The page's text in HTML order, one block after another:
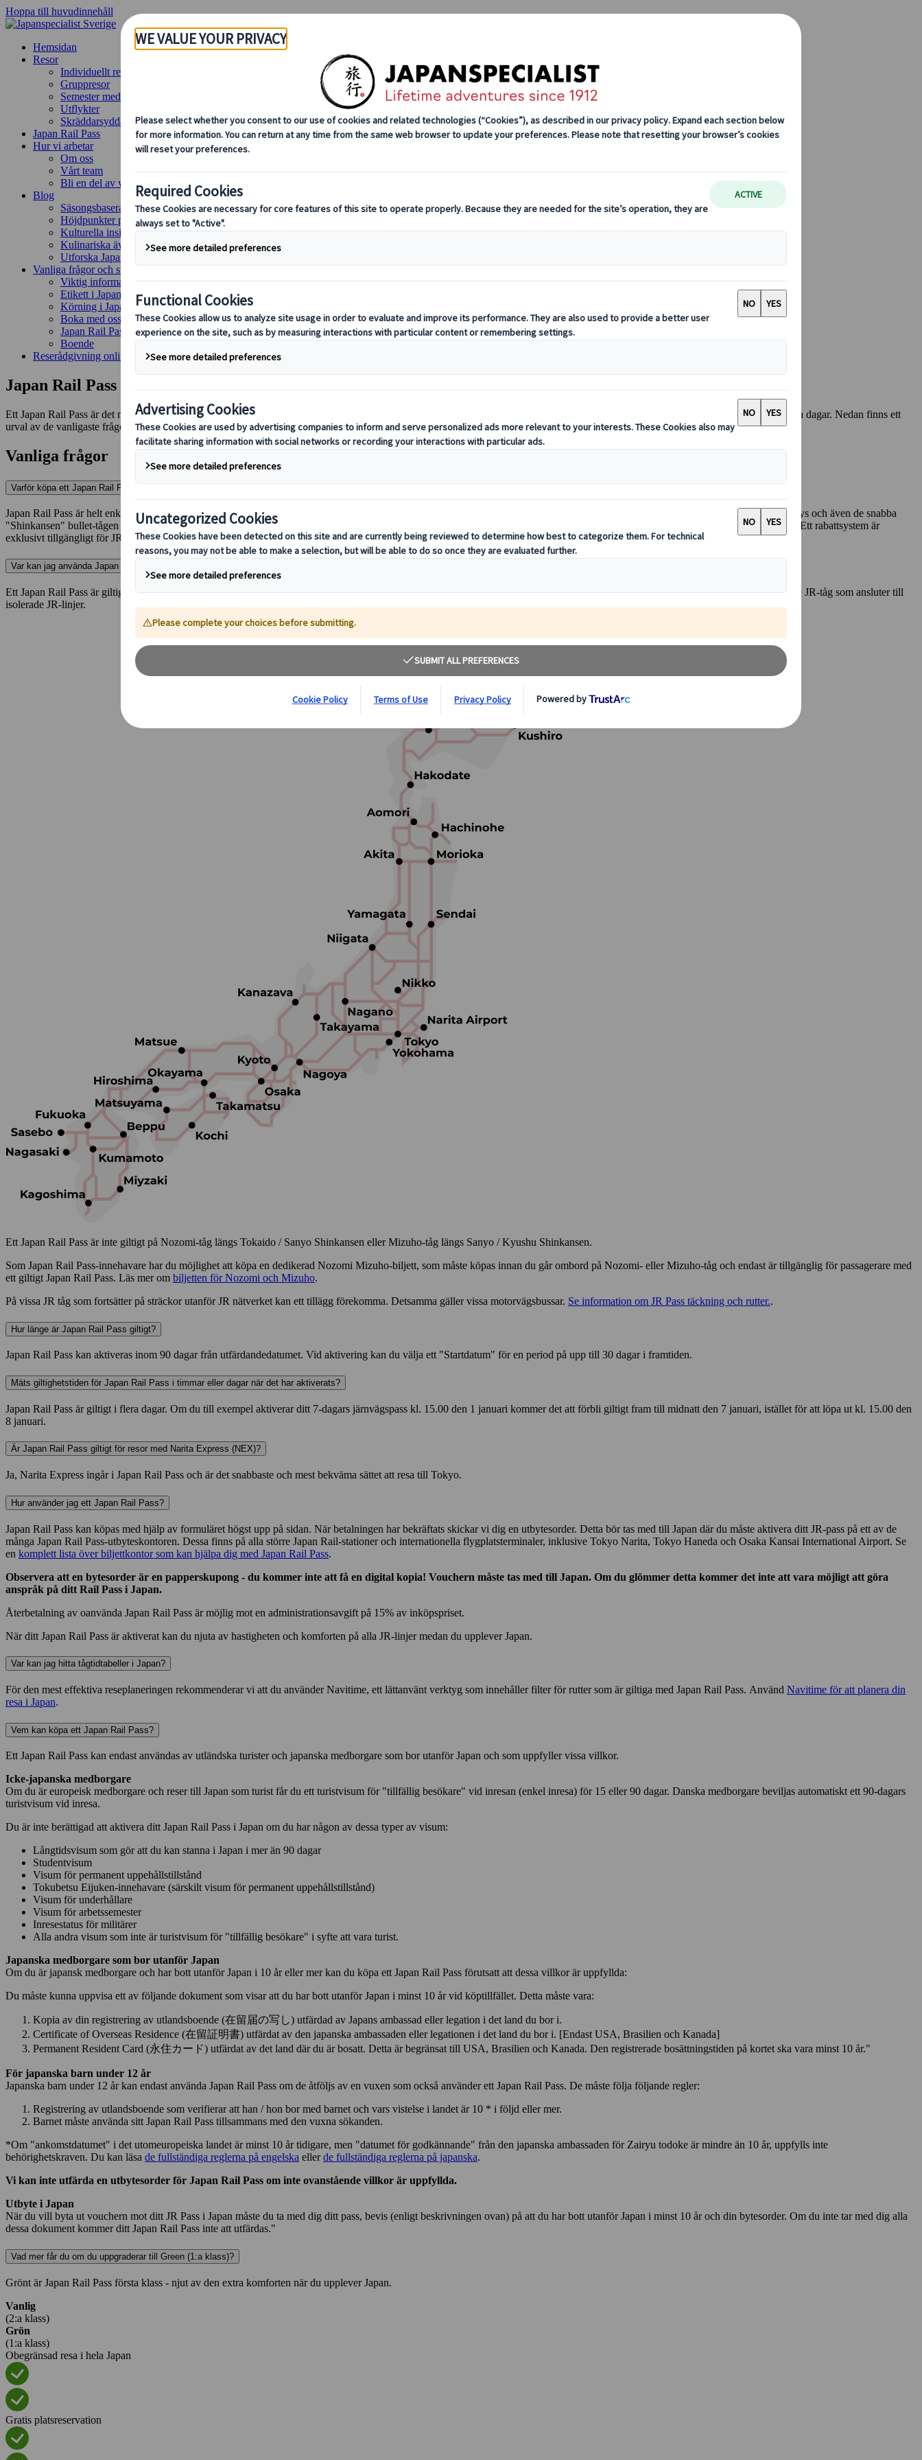
Hoppa till huvudinnehåll
Hemsidan
Resor
Individuellt resande
Gruppresor
Semester med självkörning
Utflykter
Skräddarsydda gruppresor
Japan Rail Pass
Hur vi arbetar
Om oss
Vårt team
Bli en del av vårt team
Blog
Säsongsbaserade resetips
Höjdpunkter på resmålet
Kulturella insikter
Kulinariska äventyr
Utforska Japan med tåg
Vanliga frågor och svar
Viktig information
Etikett i Japan
Körning i Japan
Boka med oss
Japan Rail Pass
Boende
Reserådgivning online
Japan Rail Pass
Ett Japan Rail Pass är det mest bekväma sättet att resa runt i Japan. Som officiell återförsäljare kan du köpa ditt Japan Rail Pass online hos oss och få det levererat hem till dig inom några dagar. Nedan finns ett
urval av de vanligaste frågorna när det gäller Japan Rail Pass.
Vanliga frågor
Varför köpa ett Japan Rail Pass?
Japan Rail Pass är helt enkelt det mest bekväma sättet att resa runt i Japan. Passet täcker alla regioner i Japan och ger obegränsad tillgång till alla de stora nationella tågen i Japan Railways och även de snabba
"Shinkansen" bullet-tågen som förbinder de flesta av de större städerna som Tokyo och Kyoto. JR Pass tar dig till landets största och bästa attraktioner, så att du fritt kan utforska Japan. Ett rabattsystem är
exklusivt tillgängligt för JR Pass-innehavare när de använder turistfaciliteter i Japan. Besök denofficiella JR Pass-webbplatsenför mer information.
Var kan jag använda Japan Rail Pass?
Ett Japan Rail Pass är giltigt för alla JR-linjer. Detta inkluderar JR-tåg (se karta nedan), Tokyo Monorail från / till Haneda Airport, JR Ferry till Miyajima, lokala JR-bussar och vissa icke JR-tåg som ansluter till
isolerade JR-linjer.
Ett Japan Rail Pass är inte giltigt på Nozomi-tåg längs Tokaido / Sanyo Shinkansen eller Mizuho-tåg längs Sanyo / Kyushu Shinkansen.
Som Japan Rail Pass-innehavare har du möjlighet att köpa en dedikerad Nozomi Mizuho-biljett, som måste köpas innan du går ombord på Nozomi- eller Mizuho-tåg och endast är tillgänglig för passagerare med
ett giltigt Japan Rail Pass. Läs mer om biljetten för Nozomi och Mizuho.
På vissa JR tåg som fortsätter på sträckor utanför JR nätverket kan ett tillägg förekomma. Detsamma gäller vissa motorvägsbussar. Se information om JR Pass täckning och rutter..
Hur länge är Japan Rail Pass giltigt?
Japan Rail Pass kan aktiveras inom 90 dagar från utfärdandedatumet. Vid aktivering kan du välja ett "Startdatum" för en period på upp till 30 dagar i framtiden.
Mäts giltighetstiden för Japan Rail Pass i timmar eller dagar när det har aktiverats?
Japan Rail Pass är giltigt i flera dagar. Om du till exempel aktiverar ditt 7-dagars järnvägspass kl. 15.00 den 1 januari kommer det att förbli giltigt fram till midnatt den 7 januari, istället för att löpa ut kl. 15.00 den
8 januari.
Är Japan Rail Pass giltigt för resor med Narita Express (NEX)?
Ja, Narita Express ingår i Japan Rail Pass och är det snabbaste och mest bekväma sättet att resa till Tokyo.
Hur använder jag ett Japan Rail Pass?
Japan Rail Pass kan köpas med hjälp av formuläret högst upp på sidan. När betalningen har bekräftats skickar vi dig en utbytesorder. Detta bör tas med till Japan där du måste aktivera ditt JR-pass på ett av de
många Japan Rail Pass-utbyteskontoren. Dessa finns på alla större Japan Rail-stationer och internationella flygplatsterminaler, inklusive Tokyo Narita, Tokyo Haneda och Osaka Kansai International Airport. Se
en komplett lista över biljettkontor som kan hjälpa dig med Japan Rail Pass.
Observera att en bytesorder är en papperskupong - du kommer inte att få en digital kopia! Vouchern måste tas med till Japan. Om du glömmer detta kommer det inte att vara möjligt att göra
anspråk på ditt Rail Pass i Japan.
Återbetalning av oanvända Japan Rail Pass är möjlig mot en administrationsavgift på 15% av inköpspriset.
När ditt Japan Rail Pass är aktiverat kan du njuta av hastigheten och komforten på alla JR-linjer medan du upplever Japan.
Var kan jag hitta tågtidtabeller i Japan?
För den mest effektiva reseplaneringen rekommenderar vi att du använder Navitime, ett lättanvänt verktyg som innehåller filter för rutter som är giltiga med Japan Rail Pass. Använd Navitime för att planera din
resa i Japan.
Vem kan köpa ett Japan Rail Pass?
Ett Japan Rail Pass kan endast användas av utländska turister och japanska medborgare som bor utanför Japan och som uppfyller vissa villkor.
Icke-japanska medborgare
Om du är europeisk medborgare och reser till Japan som turist får du ett turistvisum för "tillfällig besökare" vid inresan (enkel inresa) för 15 eller 90 dagar. Danska medborgare beviljas automatiskt ett 90-dagars
turistvisum vid inresa.
Du är inte berättigad att aktivera ditt Japan Rail Pass i Japan om du har någon av dessa typer av visum:
Långtidsvisum som gör att du kan stanna i Japan i mer än 90 dagar
Studentvisum
Visum för permanent uppehållstillstånd
Tokubetsu Eijuken-innehavare (särskilt visum för permanent uppehållstillstånd)
Visum för underhållare
Visum för arbetssemester
Inresestatus för militärer
Alla andra visum som inte är turistvisum för "tillfällig besökare" i syfte att vara turist.
Japanska medborgare som bor utanför Japan
Om du är japansk medborgare och har bott utanför Japan i 10 år eller mer kan du köpa ett Japan Rail Pass förutsatt att dessa villkor är uppfyllda:
Du måste kunna uppvisa ett av följande dokument som visar att du har bott utanför Japan i minst 10 år vid köptillfället. Detta måste vara:
Kopia av din registrering av utlandsboende (在留届の写し) utfärdad av Japans ambassad eller legation i det land du bor i.
Certificate of Overseas Residence (在留証明書) utfärdat av den japanska ambassaden eller legationen i det land du bor i. [Endast USA, Brasilien och Kanada]
Permanent Resident Card (永住カード) utfärdat av det land där du är bosatt. Detta är begränsat till USA, Brasilien och Kanada. Den registrerade bosättningstiden på kortet ska vara minst 10 år."
För japanska barn under 12 år
Japanska barn under 12 år kan endast använda Japan Rail Pass om de åtföljs av en vuxen som också använder ett Japan Rail Pass. De måste följa följande regler:
Registrering av utlandsboende som verifierar att han / hon bor med barnet och vars vistelse i landet är 10 * i följd eller mer.
Barnet måste använda sitt Japan Rail Pass tillsammans med den vuxna sökanden.
*Om "ankomstdatumet" i det utomeuropeiska landet är minst 10 år tidigare, men "datumet för godkännande" från den japanska ambassaden för Zairyu todoke är mindre än 10 år, uppfylls inte
behörighetskraven. Du kan läsa de fullständiga reglerna på engelska ellerde fullständiga reglerna på japanska.
Vi kan inte utfärda en utbytesorder för Japan Rail Pass om inte ovanstående villkor är uppfyllda.
Utbyte i Japan
När du vill byta ut vouchern mot ditt JR Pass i Japan måste du ta med dig ditt pass, bevis (enligt beskrivningen ovan) på att du har bott utanför Japan i minst 10 år och din bytesorder. Om du inte tar med dig alla
dessa dokument kommer ditt Japan Rail Pass inte att utfärdas."
Vad mer får du om du uppgraderar till Green (1:a klass)?
Grönt är Japan Rail Pass första klass - njut av den extra komforten när du upplever Japan.
Vanlig
(2:a klass)
Grön
(1:a klass)
Obegränsad resa i hela Japan
Gratis platsreservation